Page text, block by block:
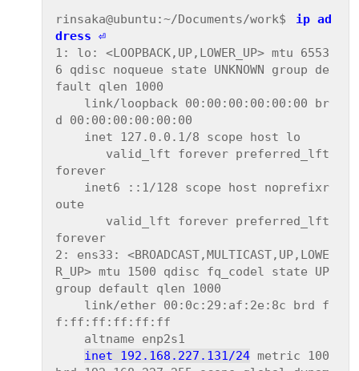
rinsaka@ubuntu:~/Documents/work$
ip ad
dress ⏎
1: lo: <LOOPBACK,UP,LOWER_UP> mtu 6553
6 qdisc noqueue state UNKNOWN group de
fault qlen 1000
d 00:00:00:00:00:00
forever
oute
forever
2: ens33: <BROADCAST,MULTICAST,UP,LOWE
R_UP> mtu 1500 qdisc fq_codel state UP
group default qlen 1000
f:ff:ff:ff:ff:ff
inet 192.168.227.131/24 metric 100